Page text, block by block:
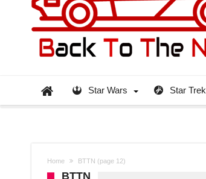
Star Wars Star Trek
Home BTTN (page 12)
BTTN